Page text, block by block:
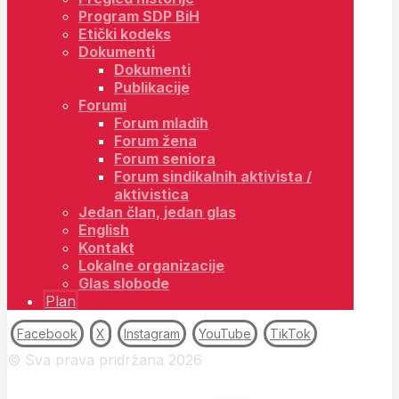
Program SDP BiH
Etički kodeks
Dokumenti
Dokumenti
Publikacije
Forumi
Forum mladih
Forum žena
Forum seniora
Forum sindikalnih aktivista /
aktivistica
Jedan član, jedan glas
English
Kontakt
Lokalne organizacije
Glas slobode
Plan
Facebook X Instagram YouTube TikTok
© Sva prava pridržana 2026